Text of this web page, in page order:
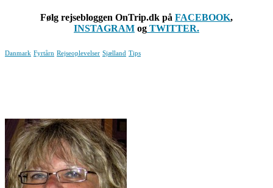
Følg rejsebloggen OnTrip.dk på FACEBOOK,
INSTAGRAM og TWITTER.
Danmark Fyrtårn Rejseoplevelser Sjælland Tips